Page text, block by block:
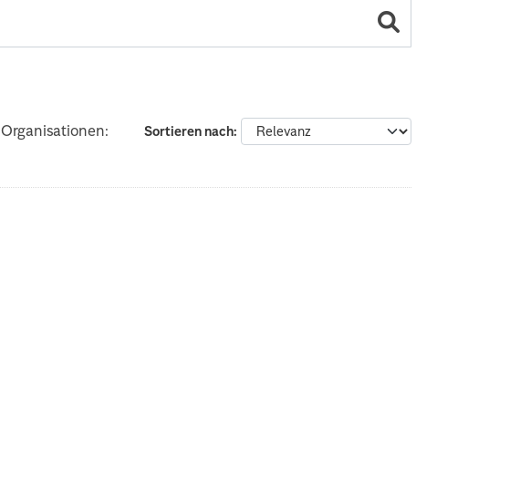
Sortieren nach
Organisationen: